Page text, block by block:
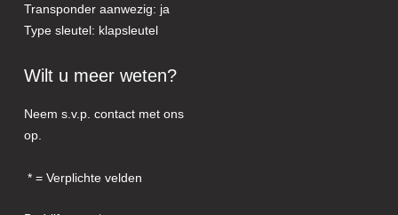
Transponder aanwezig: ja
Type sleutel: klapsleutel
Wilt u meer weten?
Neem s.v.p. contact met ons
op.
= Verplichte velden